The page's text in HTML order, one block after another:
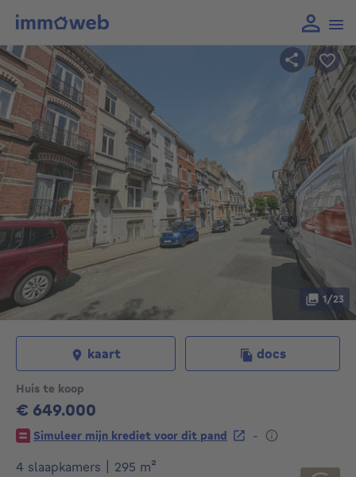
Huis te koop
€ 649.000
649000€
Simuleer mijn krediet voor dit pand
-
4 slaapkamers
295 m²
1/23
kaart docs